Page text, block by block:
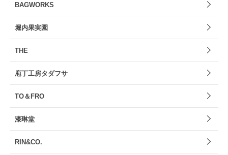
BAGWORKS
堀内果実園
THE
庖丁工房タダフサ
TO＆FRO
漆琳堂
RIN&CO.